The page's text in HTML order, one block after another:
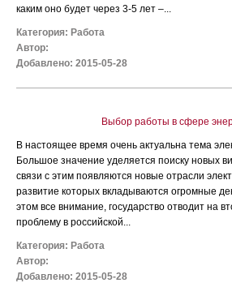
каким оно будет через 3-5 лет –...
Категория: Работа
Автор:
Добавлено: 2015-05-28
Выбор работы в сфере
В настоящее время очень актуальна тема
Большое значение уделяется поиску новых
связи с этим появляются новые отрасли
развитие которых вкладываются огромные
этом все внимание, государство отводит на
проблему в российской...
Категория: Работа
Автор:
Добавлено: 2015-05-28